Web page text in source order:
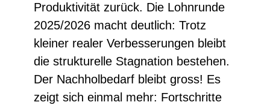
Produktivität zurück. Die Lohnrunde
2025/2026 macht deutlich: Trotz
kleiner realer Verbesserungen bleibt
die strukturelle Stagnation bestehen.
Der Nachholbedarf bleibt gross! Es
zeigt sich einmal mehr: Fortschritte